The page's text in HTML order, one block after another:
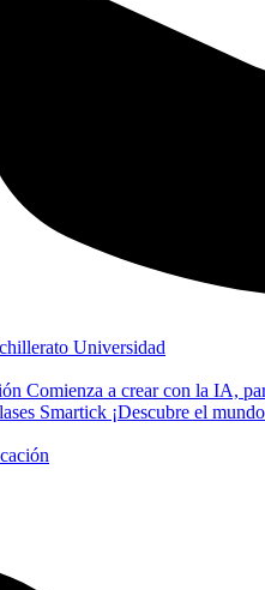
Universidad
Comienza a crear con la IA,
Smartick ¡Descubre el